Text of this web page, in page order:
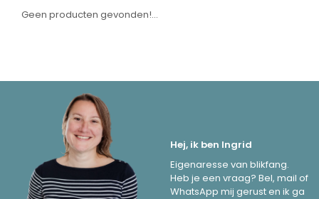
Geen producten gevonden!...
Hej, ik ben Ingrid
Eigenaresse van blikfang.
Heb je een vraag? Bel, mail of
WhatsApp mij gerust en ik ga